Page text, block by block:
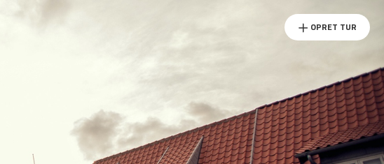
OPRET TUR